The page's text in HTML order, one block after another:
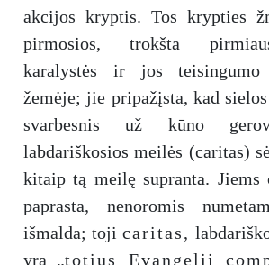
akcijos kryptis. Tos krypties
pirmosios, trokšta
karalystės ir jos teisingumo
žemėje; jie pripažįsta, kad
svarbesnis už kūno
labdariškosios meilės (caritas)
kitaip tą meilę supranta. Jiems
paprasta, nenoromis
išmalda; toji caritas,
yra „totius Evangelii